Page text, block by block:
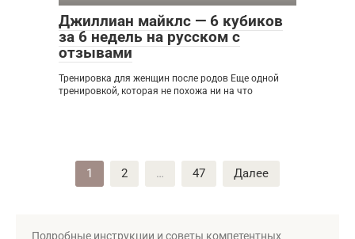
Джиллиан майклс — 6 кубиков
за 6 недель на русском с
отзывами
Тренировка для женщин после родов Еще одной
тренировкой, которая не похожа ни на что
1 2 … 47 Далее
Подробные инструкции и советы компетентных